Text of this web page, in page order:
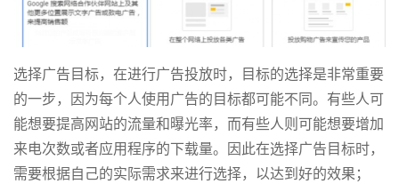
选择广告目标，在进行广告投放时，目标的选择是非常重要
的一步，因为每个人使用广告的目标都可能不同。有些人可
能想要提高网站的流量和曝光率，而有些人则可能想要增加
来电次数或者应用程序的下载量。因此在选择广告目标时，
需要根据自己的实际需求来进行选择，以达到好的效果；